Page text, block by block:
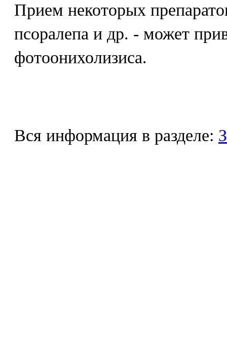
Прием некоторых
псоралепа и др. - может
фотоонихолизиса.
Вся информация в разделе: